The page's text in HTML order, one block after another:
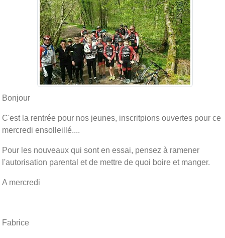
Bonjour
C'est la rentrée pour nos jeunes, inscritpions ouvertes pour ce
mercredi ensolleillé....
Pour les nouveaux qui sont en essai, pensez à ramener
l'autorisation parental et de mettre de quoi boire et manger.
A mercredi
Fabrice